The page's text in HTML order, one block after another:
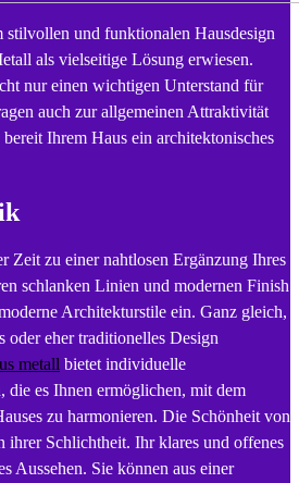
stilvollen und funktionalen Hausdesign
als vielseitige Lösung erwiesen.
nur einen wichtigen Unterstand für
auch zur allgemeinen Attraktivität
Ihrem Haus ein architektonisches
Zeit zu einer nahtlosen Ergänzung Ihres
schlanken Linien und modernen Finish
Architekturstile ein. Ganz gleich,
oder eher traditionelles Design
metall bietet individuelle
die es Ihnen ermöglichen, mit dem
zu harmonieren. Die Schönheit von
ihrer Schlichtheit. Ihr klares und offenes
Aussehen. Sie können aus einer